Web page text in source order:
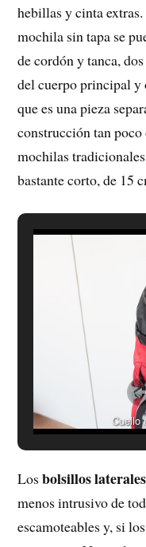
hebillas y cinta
mochila sin tapa se
de cordón y tanca,
del cuerpo principal y
que es una pieza
construcción tan
mochilas
bastante corto, de 15
Cuello
Losbolsillos
menos intrusivo de
escamoteables y, si